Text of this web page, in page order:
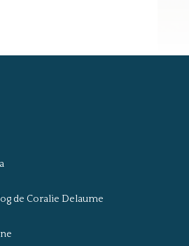
de Coralie Delaume